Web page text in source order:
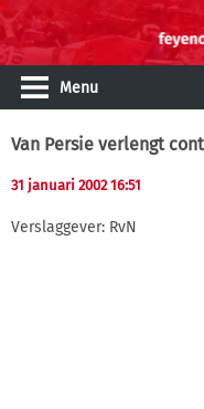
Menu
Van Persie verlengt
31 januari 2002 16:51
Verslaggever: RvN